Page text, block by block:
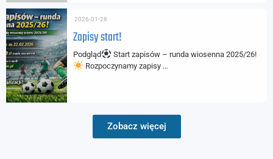
Zapisy start!
2026-01-28
Podgląd
Start zapisów – runda wiosenna 2025/26!
Rozpoczynamy zapisy …
Zobacz więcej